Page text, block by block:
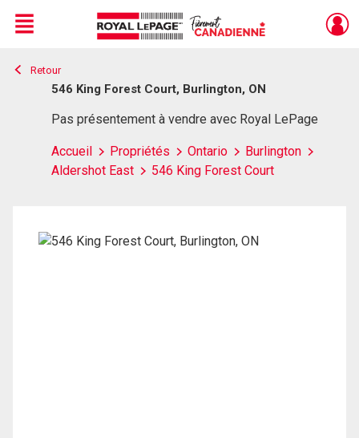
Live
En Direct
Menu
Retour
546 King Forest Court, Burlington, ON
Pas présentement à vendre avec Royal LePage
Accueil Propriétés Ontario
Burlington
Aldershot East
546 King Forest Court